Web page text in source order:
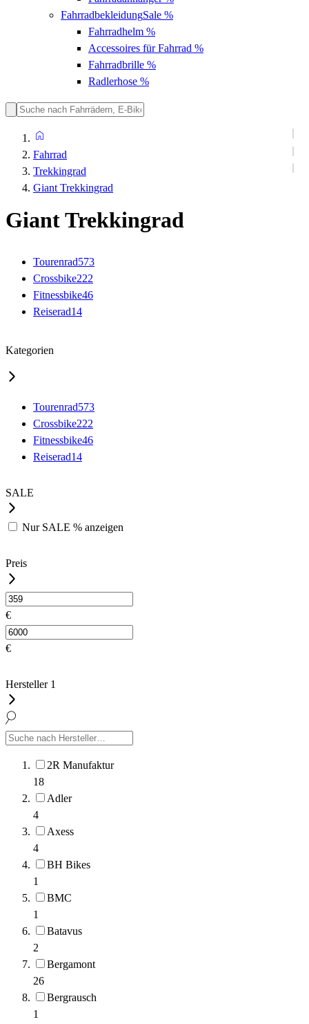
FahrradbekleidungSale %
Fahrradhelm %
Accessoires für Fahrrad %
Fahrradbrille %
Radlerhose %
Fahrrad
Trekkingrad
Giant Trekkingrad
Giant Trekkingrad
Tourenrad573
Crossbike222
Fitnessbike46
Reiserad14
Kategorien
Tourenrad573
Crossbike222
Fitnessbike46
Reiserad14
SALE
Nur SALE % anzeigen
Preis
€
€
Hersteller 1
2R Manufaktur
18
Adler
4
Axess
4
BH Bikes
1
BMC
1
Batavus
2
Bergamont
26
Bergrausch
1